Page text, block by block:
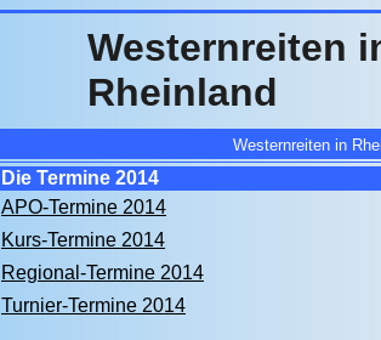
Westernreiten
Rheinland
Westernreiten in
Die Termine 2014
APO-Termine 2014
Kurs-Termine 2014
Regional-Termine 2014
Turnier-Termine 2014